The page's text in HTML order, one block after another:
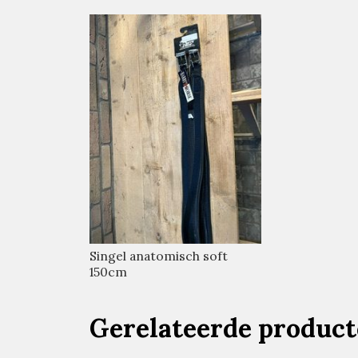
Singel anatomisch soft
150cm
Gerelateerde